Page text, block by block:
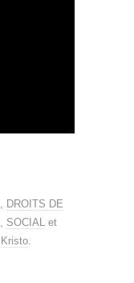
DROITS DE
SOCIAL
et
Kristo